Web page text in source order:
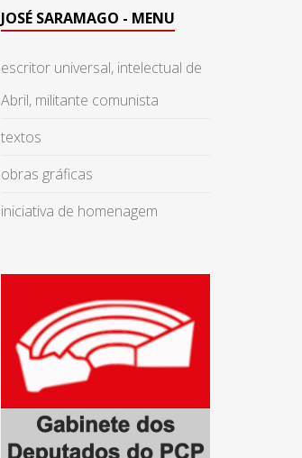
JOSÉ SARAMAGO - MENU
escritor universal, intelectual de
Abril, militante comunista
textos
obras gráficas
iniciativa de homenagem